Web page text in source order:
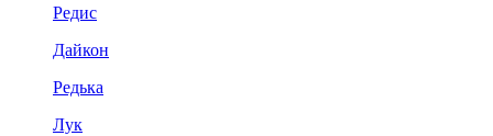
Редис
Дайкон
Редька
Лук